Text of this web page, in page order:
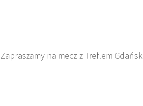
Zapraszamy na mecz z Treflem